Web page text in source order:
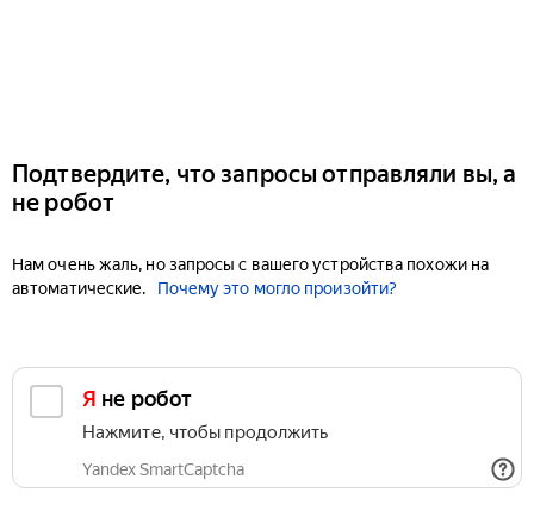
Подтвердите, что запросы отправляли вы, а
не робот
Нам очень жаль, но запросы с вашего устройства похожи на
автоматические.
Почему это могло произойти?
Я не робот
Нажмите, чтобы продолжить
Yandex SmartCaptcha